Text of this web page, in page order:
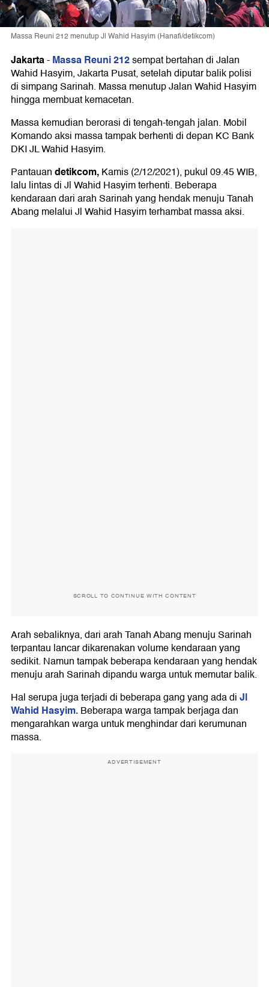
Massa Reuni 212 menutup Jl Wahid Hasyim (Hanafi/detikcom)
Jakarta-Massa Reuni 212sempat bertahan di Jalan
Wahid Hasyim, Jakarta Pusat, setelah diputar balik polisi
di simpang Sarinah. Massa menutup Jalan Wahid Hasyim
hingga membuat kemacetan.
Massa kemudian berorasi di tengah-tengah jalan. Mobil
Komando aksi massa tampak berhenti di depan KC Bank
DKI JL Wahid Hasyim.
Pantauandetikcom,Kamis (2/12/2021), pukul 09.45 WIB,
lalu lintas di Jl Wahid Hasyim terhenti. Beberapa
kendaraan dari arah Sarinah yang hendak menuju Tanah
Abang melalui Jl Wahid Hasyim terhambat massa aksi.
SCROLL TO CONTINUE WITH CONTENT
Arah sebaliknya, dari arah Tanah Abang menuju Sarinah
terpantau lancar dikarenakan volume kendaraan yang
sedikit. Namun tampak beberapa kendaraan yang hendak
menuju arah Sarinah dipandu warga untuk memutar balik.
Hal serupa juga terjadi di beberapa gang yang ada diJl
Wahid Hasyim.Beberapa warga tampak berjaga dan
mengarahkan warga untuk menghindar dari kerumunan
massa.
ADVERTISEMENT